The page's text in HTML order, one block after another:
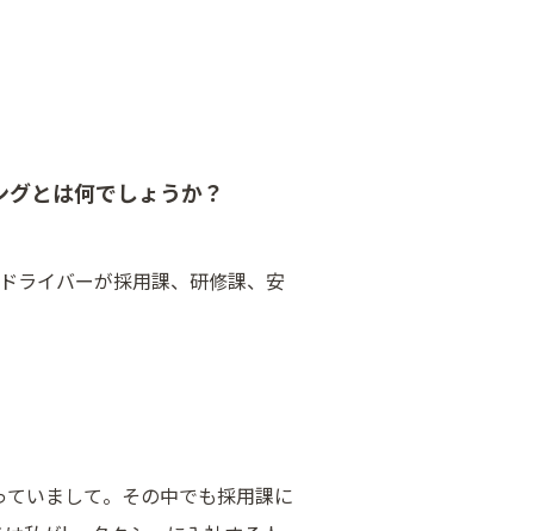
とは何でしょうか？
ライバーが採用課、研修課、安
いまして。その中でも採用課に